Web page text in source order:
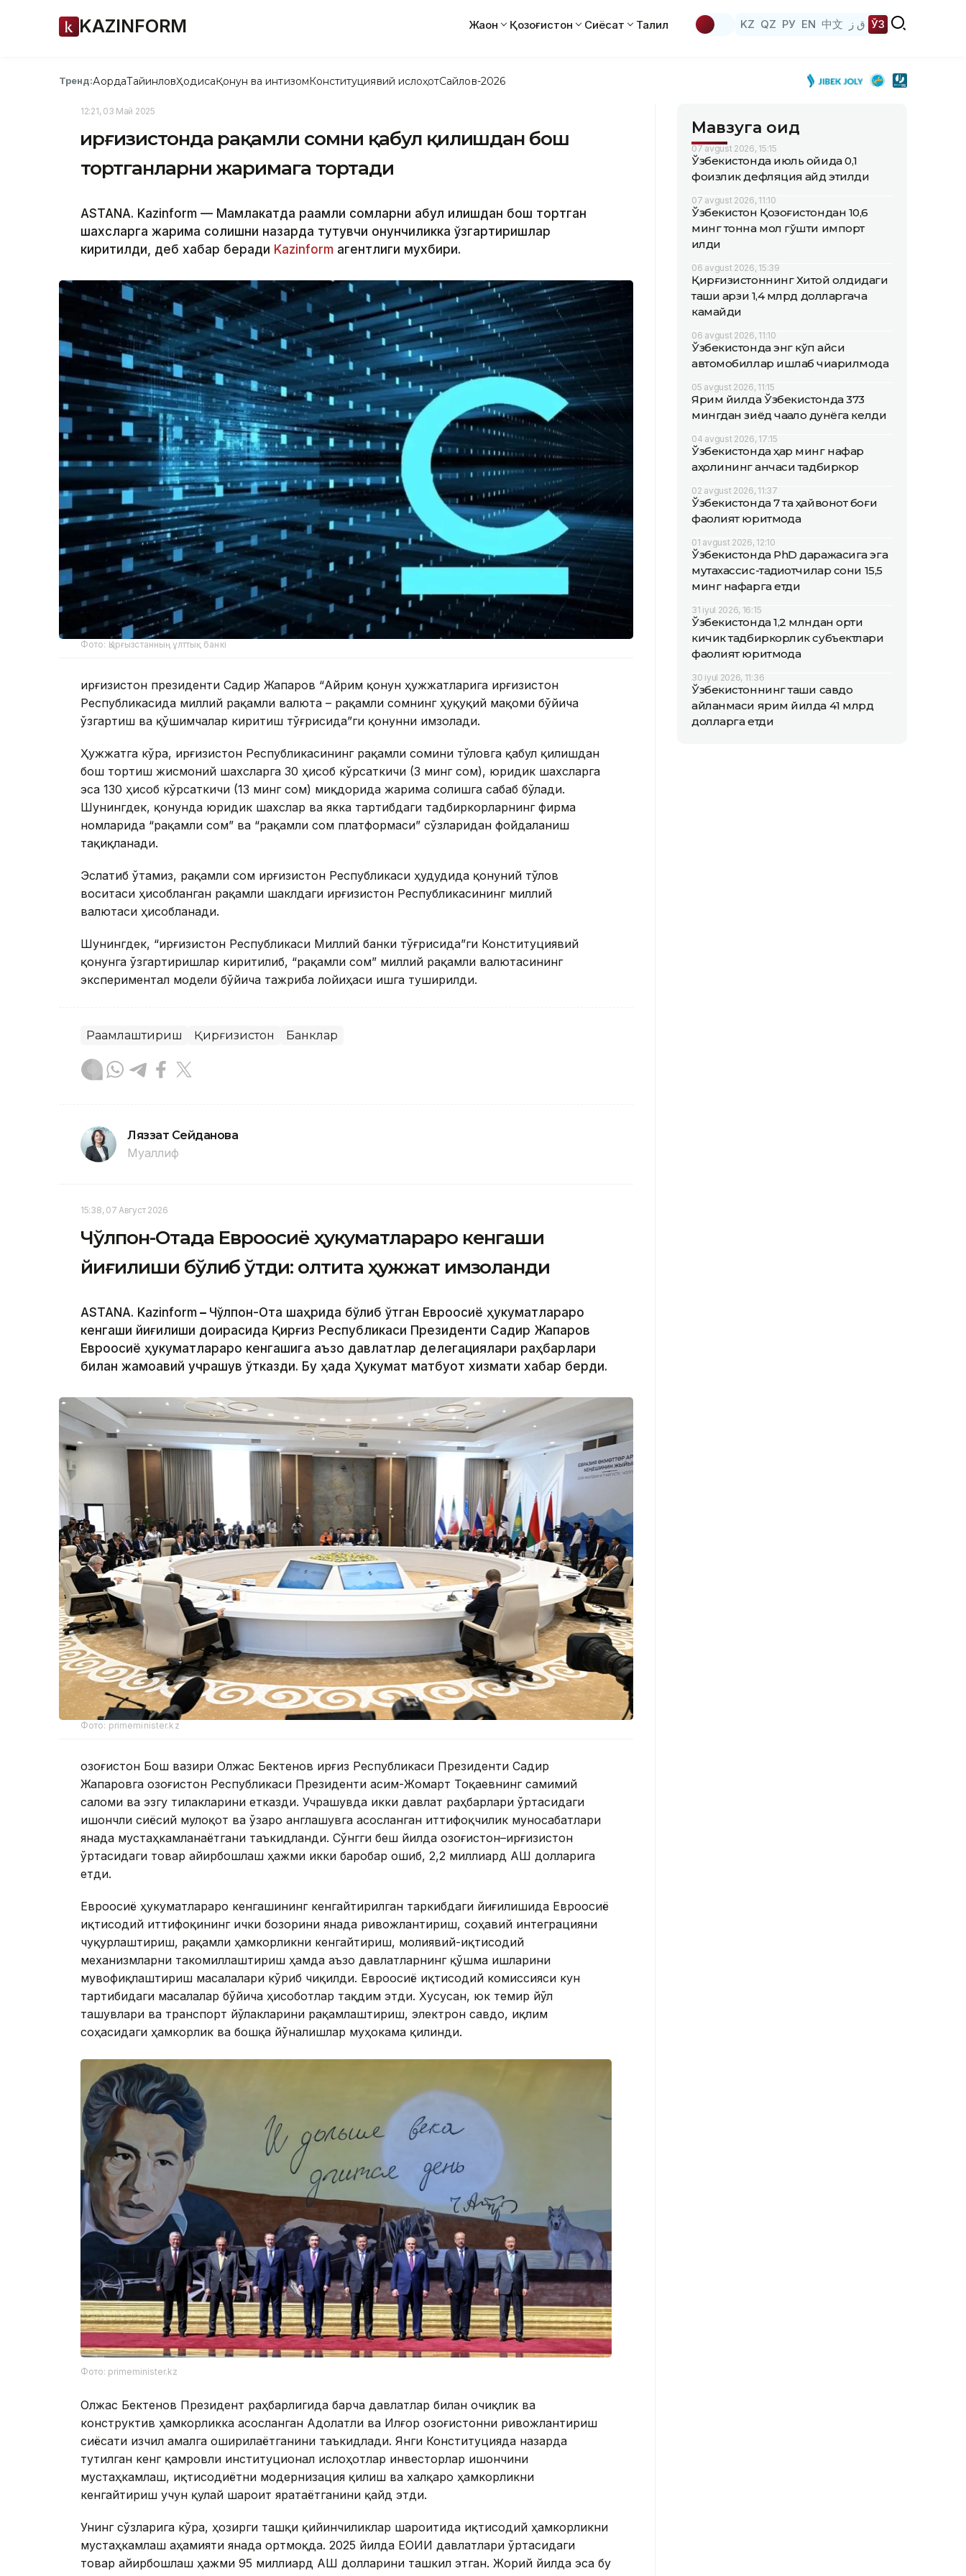
KAZINFORM Жаҳон Қозоғистон Сиёсат Таҳлил KZ QZ РУ EN 中文 ق ز ЎЗ
Тренд:АқордаТайинловҲодисаҚонун ва интизомКонституциявий ислоҳотСайлов-2026
12:21, 03 Май 2025
Қирғизистонда рақамли сомни қабул қилишдан бош
тортганларни жаримага тортади
ASTANA. Kazinform — Мамлакатда рақамли сомларни қабул қилишдан бош тортган
шахсларга жарима солишни назарда тутувчи қонунчиликка ўзгартиришлар
киритилди, деб хабар беради Kazinform агентлиги мухбири.
Фото: Қырғызстанның ұлттық банкі
Қирғизистон президенти Садир Жапаров “Айрим қонун ҳужжатларига Қирғизистон
Республикасида миллий рақамли валюта – рақамли сомнинг ҳуқуқий мақоми бўйича
ўзгартиш ва қўшимчалар киритиш тўғрисида”ги қонунни имзолади.
Ҳужжатга кўра, Қирғизистон Республикасининг рақамли сомини тўловга қабул қилишдан
бош тортиш жисмоний шахсларга 30 ҳисоб кўрсаткичи (3 минг сом), юридик шахсларга
эса 130 ҳисоб кўрсаткичи (13 минг сом) миқдорида жарима солишга сабаб бўлади.
Шунингдек, қонунда юридик шахслар ва якка тартибдаги тадбиркорларнинг фирма
номларида “рақамли сом” ва “рақамли сом платформаси” сўзларидан фойдаланиш
тақиқланади.
Эслатиб ўтамиз, рақамли сом Қирғизистон Республикаси ҳудудида қонуний тўлов
воситаси ҳисобланган рақамли шаклдаги Қирғизистон Республикасининг миллий
валютаси ҳисобланади.
Шунингдек, “Қирғизистон Республикаси Миллий банки тўғрисида”ги Конституциявий
қонунга ўзгартиришлар киритилиб, “рақамли сом” миллий рақамли валютасининг
экспериментал модели бўйича тажриба лойиҳаси ишга туширилди.
Рақамлаштириш Қирғизистон Банклар
Ляззат Сейданова
Муаллиф
15:38, 07 Август 2026
Чўлпон-Отада Евроосиё ҳукуматлараро кенгаши
йиғилиши бўлиб ўтди: олтита ҳужжат имзоланди
ASTANA. Kazinform – Чўлпон-Ота шаҳрида бўлиб ўтган Евроосиё ҳукуматлараро
кенгаши йиғилиши доирасида Қирғиз Республикаси Президенти Садир Жапаров
Евроосиё ҳукуматлараро кенгашига аъзо давлатлар делегациялари раҳбарлари
билан жамоавий учрашув ўтказди. Бу ҳақда Ҳукумат матбуот хизмати хабар берди.
Фото: primeminister.kz
Қозоғистон Бош вазири Олжас Бектенов Қирғиз Республикаси Президенти Садир
Жапаровга Қозоғистон Республикаси Президенти Қасим-Жомарт Тоқаевнинг самимий
саломи ва эзгу тилакларини етказди. Учрашувда икки давлат раҳбарлари ўртасидаги
ишончли сиёсий мулоқот ва ўзаро англашувга асосланган иттифоқчилик муносабатлари
янада мустаҳкамланаётгани таъкидланди. Сўнгги беш йилда Қозоғистон–Қирғизистон
ўртасидаги товар айирбошлаш ҳажми икки баробар ошиб, 2,2 миллиард АҚШ долларига
етди.
Евроосиё ҳукуматлараро кенгашининг кенгайтирилган таркибдаги йиғилишида Евроосиё
иқтисодий иттифоқининг ички бозорини янада ривожлантириш, соҳавий интеграцияни
чуқурлаштириш, рақамли ҳамкорликни кенгайтириш, молиявий-иқтисодий
механизмларни такомиллаштириш ҳамда аъзо давлатларнинг қўшма ишларини
мувофиқлаштириш масалалари кўриб чиқилди. Евроосиё иқтисодий комиссияси кун
тартибидаги масалалар бўйича ҳисоботлар тақдим этди. Хусусан, юк темир йўл
ташувлари ва транспорт йўлакларини рақамлаштириш, электрон савдо, иқлим
соҳасидаги ҳамкорлик ва бошқа йўналишлар муҳокама қилинди.
Фото: primeminister.kz
Олжас Бектенов Президент раҳбарлигида барча давлатлар билан очиқлик ва
конструктив ҳамкорликка асосланган Адолатли ва Илғор Қозоғистонни ривожлантириш
сиёсати изчил амалга оширилаётганини таъкидлади. Янги Конституцияда назарда
тутилган кенг қамровли институционал ислоҳотлар инвесторлар ишончини
мустаҳкамлаш, иқтисодиётни модернизация қилиш ва халқаро ҳамкорликни
кенгайтириш учун қулай шароит яратаётганини қайд этди.
Унинг сўзларига кўра, ҳозирги ташқи қийинчиликлар шароитида иқтисодий ҳамкорликни
мустаҳкамлаш аҳамияти янада ортмоқда. 2025 йилда ЕОИИ давлатлари ўртасидаги
товар айирбошлаш ҳажми 95 миллиард АҚШ долларини ташкил этган. Жорий йилда эса бу
Мавзуга оид
07 avgust 2026, 15:15
Ўзбекистонда июль ойида 0,1
фоизлик дефляция қайд этилди
07 avgust 2026, 11:10
Ўзбекистон Қозоғистондан 10,6
минг тонна мол гўшти импорт
қилди
06 avgust 2026, 15:39
Қирғизистоннинг Хитой олдидаги
ташқи қарзи 1,4 млрд долларгача
камайди
06 avgust 2026, 11:10
Ўзбекистонда энг кўп қайси
автомобиллар ишлаб чиқарилмоқда
05 avgust 2026, 11:15
Ярим йилда Ўзбекистонда 373
мингдан зиёд чақалоқ дунёга келди
04 avgust 2026, 17:15
Ўзбекистонда ҳар минг нафар
аҳолининг қанчаси тадбиркор
02 avgust 2026, 11:37
Ўзбекистонда 7 та ҳайвонот боғи
фаолият юритмоқда
01 avgust 2026, 12:10
Ўзбекистонда PhD даражасига эга
мутахассис-тадқиқотчилар сони 15,5
минг нафарга етди
31 iyul 2026, 16:15
Ўзбекистонда 1,2 млндан ортиқ
кичик тадбиркорлик субъектлари
фаолият юритмоқда
30 iyul 2026, 11:36
Ўзбекистоннинг ташқи савдо
айланмаси ярим йилда 41 млрд
долларга етди